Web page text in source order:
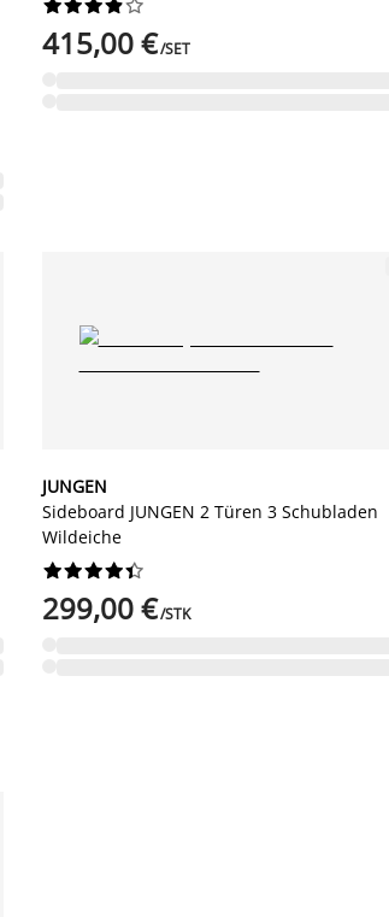






415,00 €/SET
JUNGEN
Sideboard JUNGEN 2 Türen 3 Schubladen
Wildeiche






299,00 €/STK